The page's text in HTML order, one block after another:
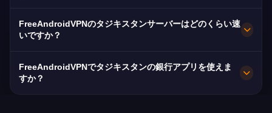
速度のために10 Gbps接続を持っています。
絶対に安全です。FreeAndroidVPNは軍事グレー
ドのAES-256暗号化と厳格なノーログポリシーを
持を義務付けており、VPNはプライバシーに不可
欠です。
FreeAndroidVPNのタジキスタンサーバーはどのくらい速
いですか？
タジキスタンサーバーは10 Gbpsネットワーク容
量で優れた速度を提供します。タジキスタンの平
FreeAndroidVPNでタジキスタンの銀行アプリを使えま
すか？